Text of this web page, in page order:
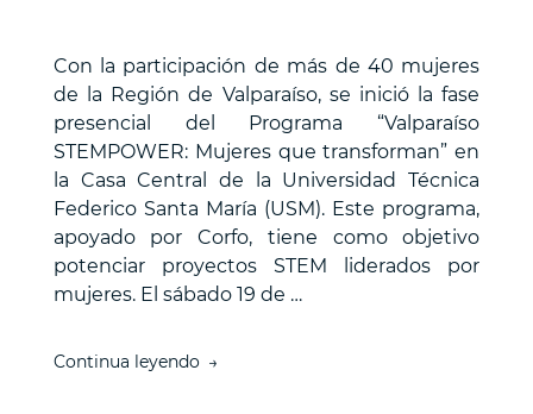
Con la participación de más de 40 mujeres
de la Región de Valparaíso, se inició la fase
presencial del Programa “Valparaíso
STEMPOWER: Mujeres que transforman” en
la Casa Central de la Universidad Técnica
Federico Santa María (USM). Este programa,
apoyado por Corfo, tiene como objetivo
potenciar proyectos STEM liderados por
mujeres. El sábado 19 de …
Continua leyendo“Comienza